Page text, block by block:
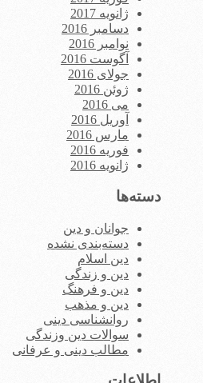
ژانویه 2017
دسامبر 2016
نوامبر 2016
آگوست 2016
جولای 2016
ژوئن 2016
می 2016
آوریل 2016
مارس 2016
فوریه 2016
ژانویه 2016
دسته‌ها
جوانان و دین
دسته‌بندی نشده
دین اسلام
دین و زندگی
دین و فرهنگ
دین و مذهب
روانشناسی دینی
سوالات دین وزندگی
مطالب دینی و عرفانی